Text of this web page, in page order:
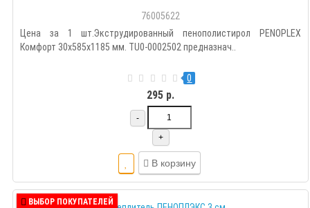
76005622
Цена за 1 шт.Экструдированный пенополистирол PENOPLEX
Комфорт 30x585x1185 мм. TU0-0002502 предназнач..
0
295 р.
-
+
В корзину
ВЫБОР ПОКУПАТЕЛЕЙ